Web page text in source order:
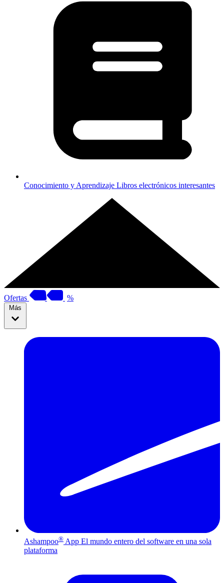
Conocimiento y Aprendizaje Libros electrónicos interesantes
Ofertas %
Más
Ashampoo® App El mundo entero del software en una sola
plataforma